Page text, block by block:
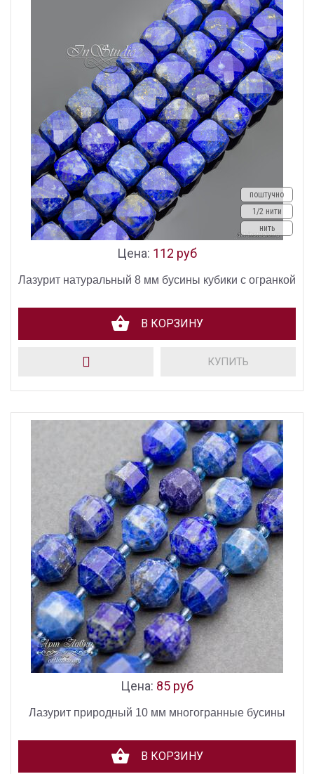
поштучно
1/2 нити
нить
Цена: 112 руб
Лазурит натуральный 8 мм бусины кубики с огранкой
В КОРЗИНУ
КУПИТЬ
Цена: 85 руб
Лазурит природный 10 мм многогранные бусины
В КОРЗИНУ